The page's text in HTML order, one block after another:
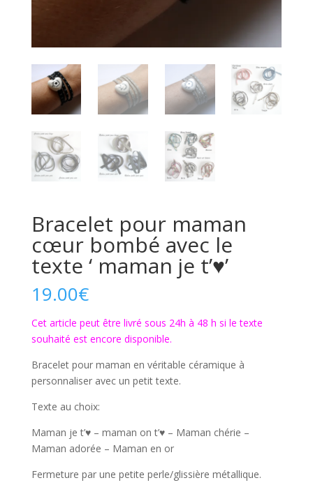
Bracelet pour maman
cœur bombé avec le
texte ‘ maman je t’♥’
19.00€
Cet article peut être livré sous 24h à 48 h si le texte
souhaité est encore disponible.
Bracelet pour maman en véritable céramique à
personnaliser avec un petit texte.
Texte au choix:
Maman je t’♥ – maman on t’♥ – Maman chérie –
Maman adorée – Maman en or
Fermeture par une petite perle/glissière métallique.